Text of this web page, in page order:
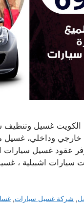
الكويت غسيل وتنظيف
خارجي وداخلي، غسيل
عقود غسيل سيارات
سيارات اشبيلية ،
, شركة غسيل سيارات,